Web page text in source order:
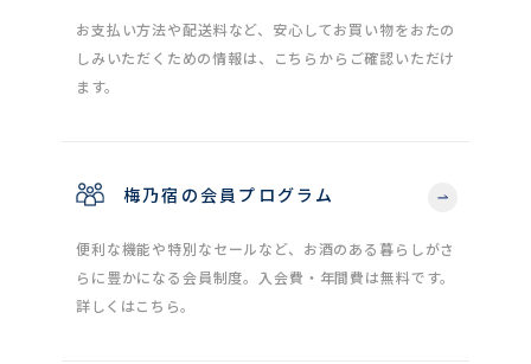
お支払い方法や配送料など、安心してお買い物をおたの
しみいただくための情報は、こちらからご確認いただけ
ます。
梅乃宿の会員プログラム
便利な機能や特別なセールなど、お酒のある暮らしがさ
らに豊かになる会員制度。入会費・年間費は無料です。
詳しくはこちら。